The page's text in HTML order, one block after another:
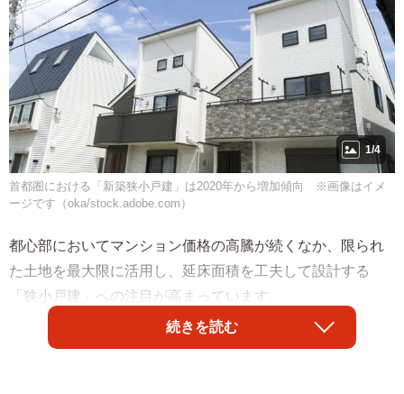
1/4
首都圏における「新築狭小戸建」は2020年から増加傾向 ※画像はイメ
ージです（oka/stock.adobe.com）
都心部においてマンション価格の高騰が続くなか、限られ
た土地を最大限に活用し、延床面積を工夫して設計する
「狭小戸建」への注目が高まっています。
株式会社LIFULL（東京都千代田区）が運営する不動産・住
続きを読む